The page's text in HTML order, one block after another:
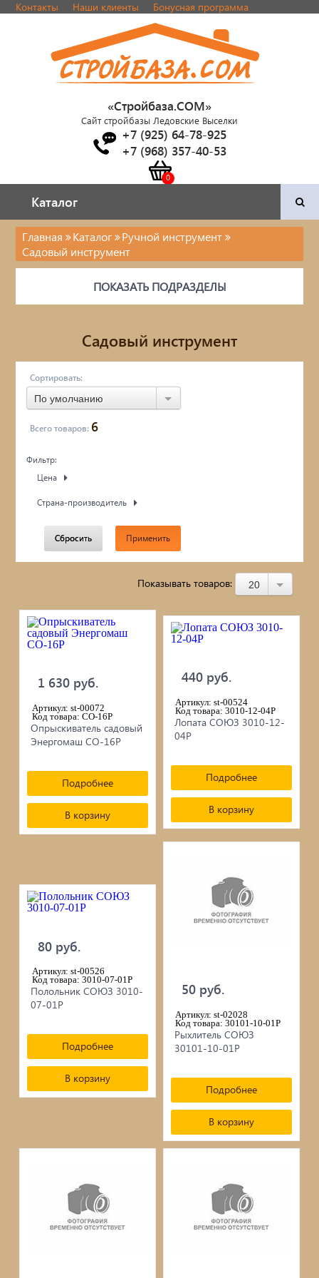
Контакты Наши клиенты Бонусная программа
«Стройбаза.COM»
Сайт стройбазы Ледовские Выселки
+7 (925) 64-78-925
+7 (968) 357-40-53
Каталог
Каталог
Двери и фурнитура
Наша продукция
ПРИРОДНЫЙ КАМЕНЬ
Бетонные кольца / Дренаж /
Асбестцементные изделия
Блоки / Кирпич / Гипсокартон...
Цемент/Клеи/Сухие смеси
Кровля: поликарбонат / профлист /
Элементы ковки
Лакокрасочные материалы
Электро-бензо инструменты
Ручной инструмент
Метизы
Пропитки для дерева
Брусчатка/Тротуарная плитка
Купели и бассейны из полипропилена
Облицовочная плитка
Мангалы
Главная Каталог
Ручной инструмент
Садовый инструмент
ПОКАЗАТЬ ПОДРАЗДЕЛЫ
Садовый инструмент
Сортировать:
По умолчанию
Всего товаров: 6
Фильтр:
Цена
Страна-производитель
Сбросить Применить
Показывать товаров: 20
1 630 руб.
Артикул: st-00072
Код товара: СО-16Р
Опрыскиватель садовый
Энергомаш СО-16Р
Подробнее
В корзину
440 руб.
Артикул: st-00524
Код товара: 3010-12-04Р
Лопата СОЮЗ 3010-12-
04Р
Подробнее
В корзину
80 руб.
Артикул: st-00526
Код товара: 3010-07-01Р
Полольник СОЮЗ 3010-
07-01Р
Подробнее
В корзину
50 руб.
Артикул: st-02028
Код товара: 30101-10-01Р
Рыхлитель СОЮЗ
30101-10-01Р
Подробнее
В корзину